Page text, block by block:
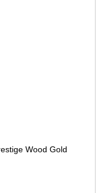
Wood Gold